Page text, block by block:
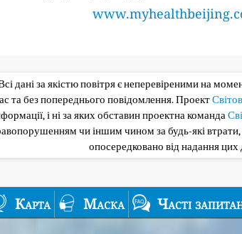
дані за якістю повітря є неперевіреними на
та без попереднього повідомлення. Проект
і ні за яких обставин проектна команда
чи іншим чином за будь-які
опосередковано від надання цих
Карта Маска Часті